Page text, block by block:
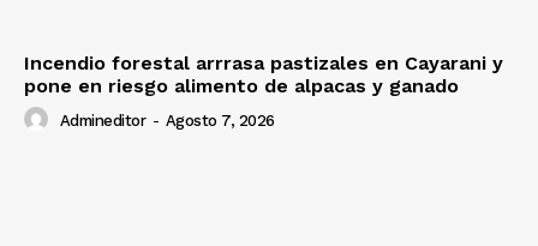
Incendio forestal arrrasa pastizales en Cayarani y
pone en riesgo alimento de alpacas y ganado
Admineditor - Agosto 7, 2026